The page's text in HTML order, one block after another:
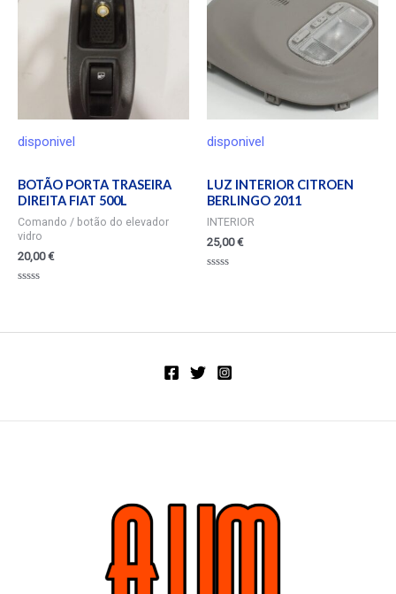
disponivel
BOTÃO PORTA TRASEIRA
DIREITA FIAT 500L
Comando / botão do elevador
vidro
20,00€
5
disponivel
LUZ INTERIOR CITROEN
BERLINGO 2011
INTERIOR
25,00€